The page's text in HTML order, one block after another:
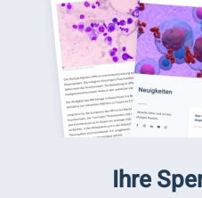
Ihre